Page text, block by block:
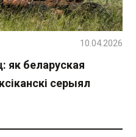
як беларуская
серыял
10.04.2026